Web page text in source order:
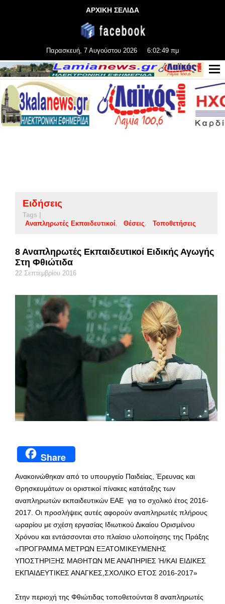
ΑΡΧΙΚΗ ΣΕΛΙΔΑ
Παρασκευή, 7 Αυγούστου 2026 6:02:49 πμ
Ειδήσεις
Tags |
Αναπληρωτές Εκπαιδευτικοί
Θέσεις Τοποθετήσεις
8 Αναπληρωτές Εκπαιδευτικοί Ειδικής Αγωγής
Στη Φθιώτιδα
22 Σεπτεμβρίου 2016
Share
Ανακοινώθηκαν από το υπουργείο Παιδείας, Έρευνας και
Θρησκευμάτων οι οριστικοί πίνακες κατάταξης των
αναπληρωτών εκπαιδευτικών ΕΑΕ για το σχολικό έτος 2016-
2017. Οι προσλήψεις αυτές αφορούν αναπληρωτές πλήρους
ωραρίου με σχέση εργασίας Ιδιωτικού Δικαίου Ορισμένου
Χρόνου και εντάσσονται στο πλαίσιο υλοποίησης της Πράξης
«ΠΡΟΓΡΑΜΜΑ ΜΕΤΡΩΝ ΕΞΑΤΟΜΙΚΕΥΜΕΝΗΣ
ΥΠΟΣΤΗΡΙΞΗΣ ΜΑΘΗΤΩΝ ΜΕ ΑΝΑΠΗΡΙΕΣ Ή/ΚΑΙ ΕΙΔΙΚΕΣ
ΕΚΠΑΙΔΕΥΤΙΚΕΣ ΑΝΑΓΚΕΣ,ΣΧΟΛΙΚΟ ΕΤΟΣ 2016-2017»
Στην περιοχή της Φθιώτιδας τοποθετούνται 8 αναπληρωτές